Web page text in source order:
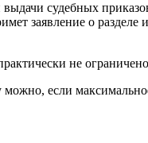
судебных
заявление о
не
если